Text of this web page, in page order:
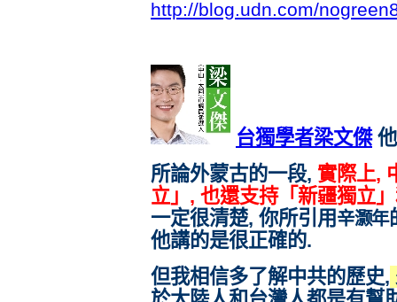
http://blog.udn.com/
台獨學者梁文傑
所論外蒙古的一段, 實際上,
立」 , 也還支持「新疆獨立」
一定很清楚, 你所引用辛灏年
他講的是很正確的.
但我相信多了解中共的歷史,